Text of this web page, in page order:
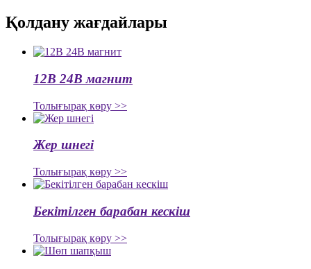
Қолдану жағдайлары
12В 24В магнит
Толығырақ көру >>
Жер шнегі
Толығырақ көру >>
Бекітілген барабан кескіш
Толығырақ көру >>